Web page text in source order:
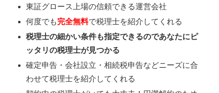
東証グロース上場の信頼できる運営会社
何度でも完全無料で税理士を紹介してくれる
税理士の細かい条件も指定できるのであなたにピ
ッタリの税理士が見つかる
確定申告・会社設立・相続税申告などニーズに合
わせて税理士を紹介してくれる